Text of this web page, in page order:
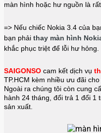
màn hình hoặc hư nguồn là
=> Nếu chiếc Nokia 3.4 của
bạn phải thay màn hình
khắc phục triệt để lỗi hư hỏng.
SAIGONSO cam kết dịch vụ
TP.HCM kèm nhiều ưu đãi
Ngoài ra chúng tôi còn cung
hành 24 tháng, đổi trả 1 đổi 1
sản xuất.